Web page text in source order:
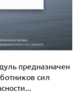
предназначен
сил